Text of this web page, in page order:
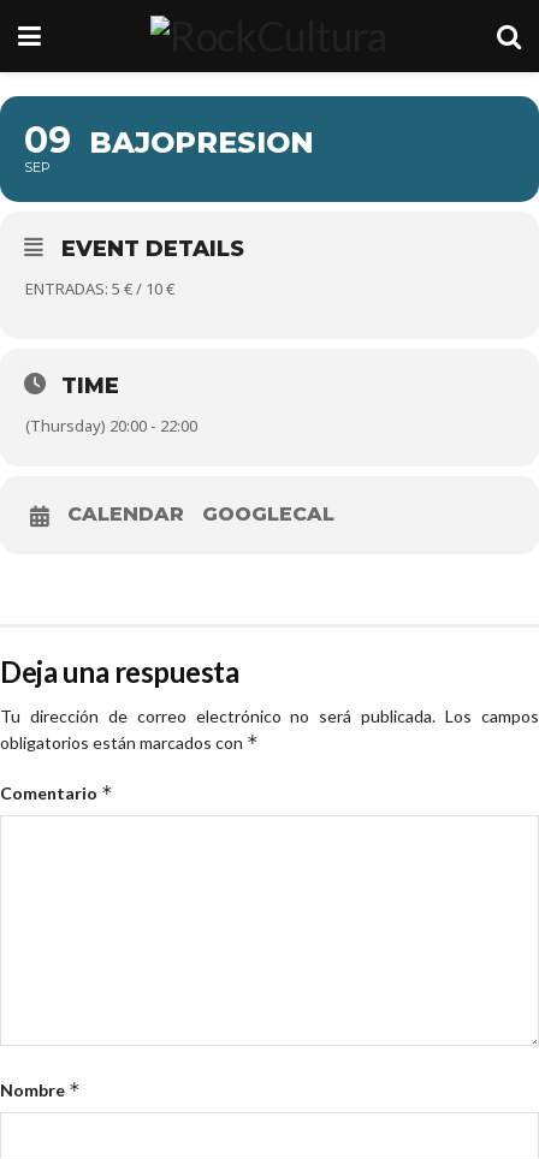
09
SEP
BAJOPRESION
EVENT DETAILS
ENTRADAS: 5 € / 10 €
TIME
(Thursday) 20:00 - 22:00
CALENDAR GOOGLECAL
Deja una respuesta
Tu dirección de correo electrónico no será publicada. Los campos
obligatorios están marcados con *
Comentario *
Nombre *